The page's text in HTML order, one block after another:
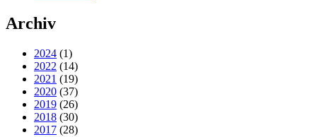
Archiv
2024 (1)
2022 (14)
2021 (19)
2020 (37)
2019 (26)
2018 (30)
2017 (28)